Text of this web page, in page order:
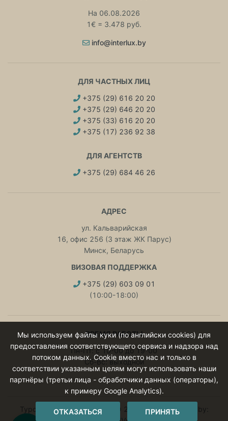
На 06.08.2026
1€ = 3.478 руб.
info@interlux.by
ДЛЯ ЧАСТНЫХ ЛИЦ
+375 (29) 616 20 20
+375 (29) 646 20 20
+375 (33) 616 20 20
+375 (17) 236 92 38
ДЛЯ АГЕНТСТВ
+375 (29) 684 46 26
АДРЕС
ул. Кальварийская
16, офис 256 (3 этаж ЖК Парус)
Минск, Беларусь
ВИЗОВАЯ ПОДДЕРЖКА
+375 (29) 603 09 01
(10:00-18:00)
ВРЕМЯ РАБОТЫ
Пн-Пт: с 10-00 до 19-00
Сб-Вс: выходной
Туроператор ИНТЕРЛЮКС © 2015 - 2026 Website by:
Мы используем файлы куки (по английски cookies) для
предоставления соответствующего сервиса и надзора над
потоком данных. Cookie вместо нас и только в
соответствии указанным целям могут использовать наши
партнёры (третьи лица - обработчики данных (операторы),
к примеру Google Analytics).
ОТКАЗАТЬСЯ ПРИНЯТЬ